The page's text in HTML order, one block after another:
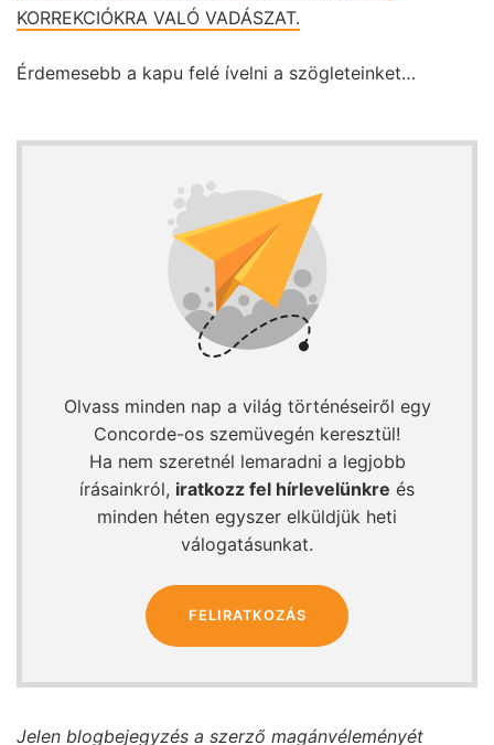
KORREKCIÓKRA VALÓ VADÁSZAT.
Érdemesebb a kapu felé ívelni a szögleteinket…
Olvass minden nap a világ történéseiről egy
Concorde-os szemüvegén keresztül!
Ha nem szeretnél lemaradni a legjobb
írásainkról, iratkozz fel hírlevelünkre és
minden héten egyszer elküldjük heti
válogatásunkat.
FELIRATKOZÁS
Jelen blogbejegyzés a szerző magánvéleményét